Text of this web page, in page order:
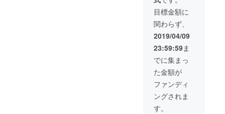
時、必
ず備考
欄にご
希望の
をご記
入くだ
さい。
記入の
ない場
合は
CAMPF
ます。
コー
ティン
グは約3
年は美
しさを
保てま
す。
（サビ
に関し
ては完
璧に取
（東
京・神
奈川・
千葉・
埼玉）
150000
円相当
の、
サービ
ス、お
墓全体
のク
目標金額に
関わらず、
2019/04/09
23:59:59ま
でに集まっ
た金額が
ファンディ
ングされま
す。